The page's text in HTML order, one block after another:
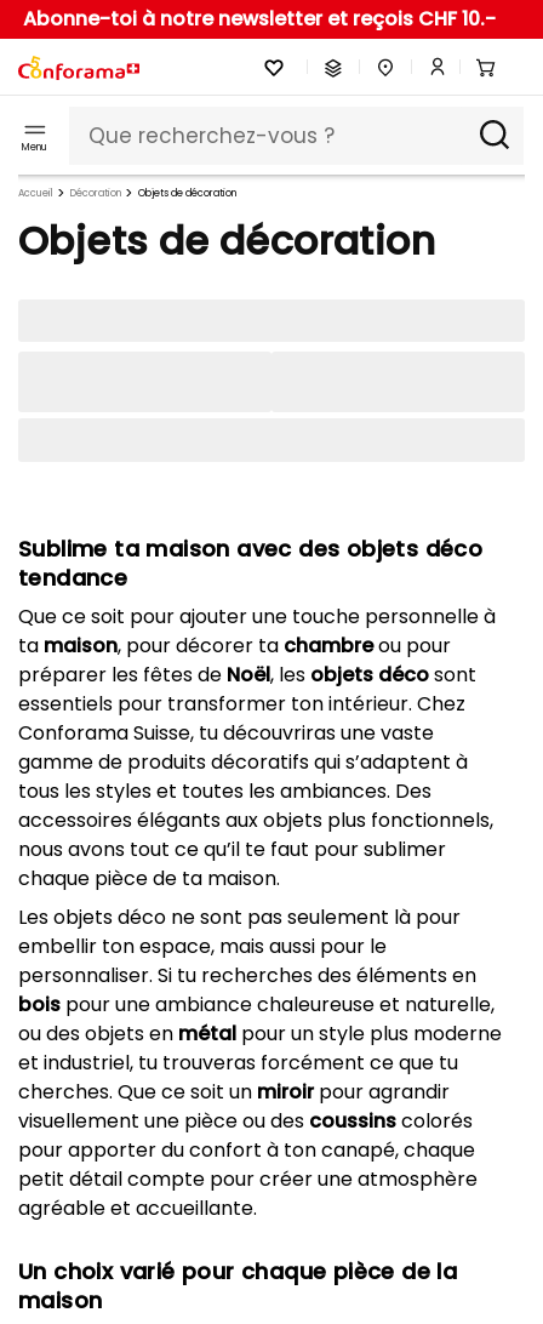
Abonne-toi à notre newsletter et reçois CHF 10.-
Menu
Accueil Décoration Objets de décoration
Objets de décoration
Sublime ta maison avec des objets déco
tendance
Que ce soit pour ajouter une touche personnelle à
ta maison, pour décorer ta chambreou pour
préparer les fêtes de Noël, les objets décosont
essentiels pour transformer ton intérieur. Chez
Conforama Suisse, tu découvriras une vaste
gamme de produits décoratifs qui s’adaptent à
tous les styles et toutes les ambiances. Des
accessoires élégants aux objets plus fonctionnels,
nous avons tout ce qu’il te faut pour sublimer
chaque pièce de ta maison.
Les objets déco ne sont pas seulement là pour
embellir ton espace, mais aussi pour le
personnaliser. Si tu recherches des éléments en
bois pour une ambiance chaleureuse et naturelle,
ou des objets en métal pour un style plus moderne
et industriel, tu trouveras forcément ce que tu
cherches. Que ce soit un miroirpour agrandir
visuellement une pièce ou des coussinscolorés
pour apporter du confort à ton canapé, chaque
petit détail compte pour créer une atmosphère
agréable et accueillante.
Un choix varié pour chaque pièce de la
maison